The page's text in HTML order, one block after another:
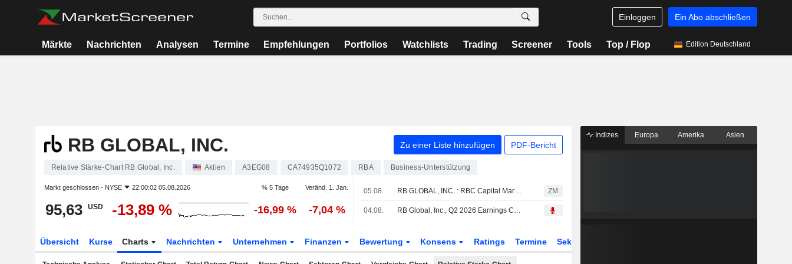
Einloggen Ein Abo abschließen
Märkte Nachrichten Analysen Termine Empfehlungen Portfolios Watchlists Trading Screener Tools Top / Flop Edition Deutschland
RB GLOBAL, INC. Zu einer Liste hinzufügen PDF-Bericht
Relative Stärke-Chart RB Global, Inc. Aktien A3EG08 CA74935Q1072 RBA Business-Unterstützung
Markt geschlossen - NYSE 22:00:02 05.08.2026 % 5 Tage Veränd. 1. Jan.
95,63 USD -13,89 % -16,99 % -7,04 %
05.08. RB GLOBAL, INC. : RBC Capital Markets bekräftigt seine Kaufempfehlung ZM
04.08. RB Global, Inc., Q2 2026 Earnings Call, Aug 04, 2026
Übersicht Kurse Charts Nachrichten Unternehmen Finanzen Bewertung Konsens Ratings Termine Sektor
Indizes Europa Amerika Asien